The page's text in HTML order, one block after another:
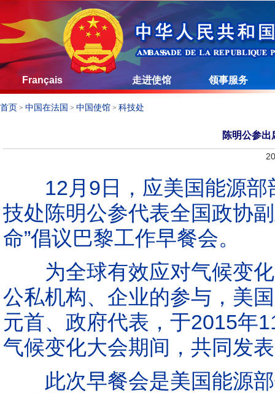
Français 走进使馆 领事服务
首页 > 中国在法国 > 中国使馆 > 科技处
陈明公参出
12月9日，应美国能源部
技处陈明公参代表全国政协
命”倡议巴黎工作早餐会。
为全球有效应对气候变化
公私机构、企业的参与，美
元首、政府代表，于2015年
气候变化大会期间，共同发
此次早餐会是美国能源部